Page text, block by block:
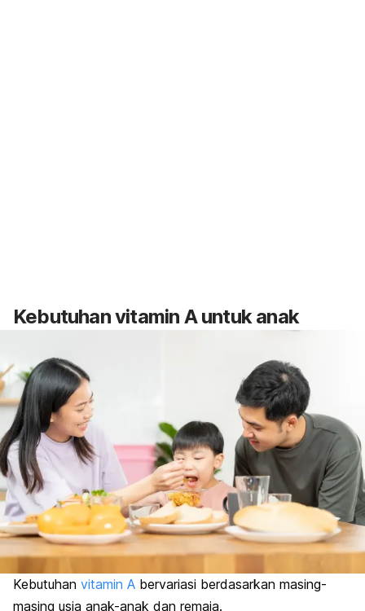
Kebutuhan vitamin A untuk anak
Kebutuhan vitamin A bervariasi berdasarkan masing-
masing usia anak-anak dan remaja.